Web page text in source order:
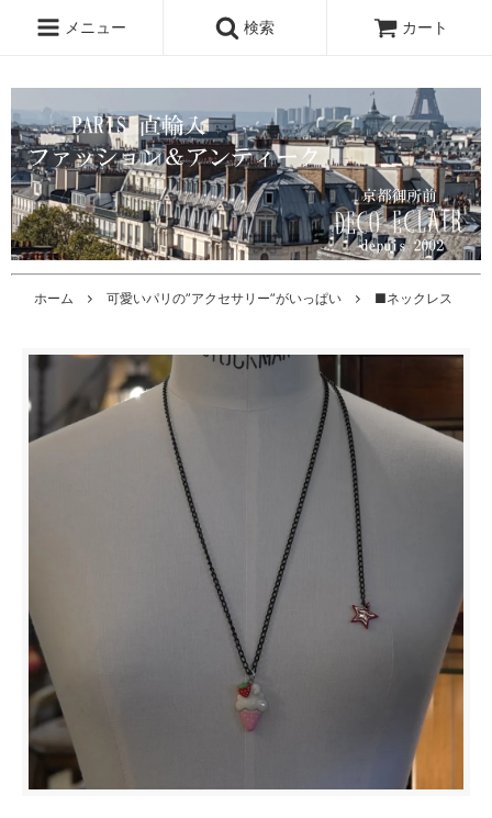
メニュー 検索 カート
ホーム 可愛いパリの”アクセサリー”がいっぱい ■ネックレス